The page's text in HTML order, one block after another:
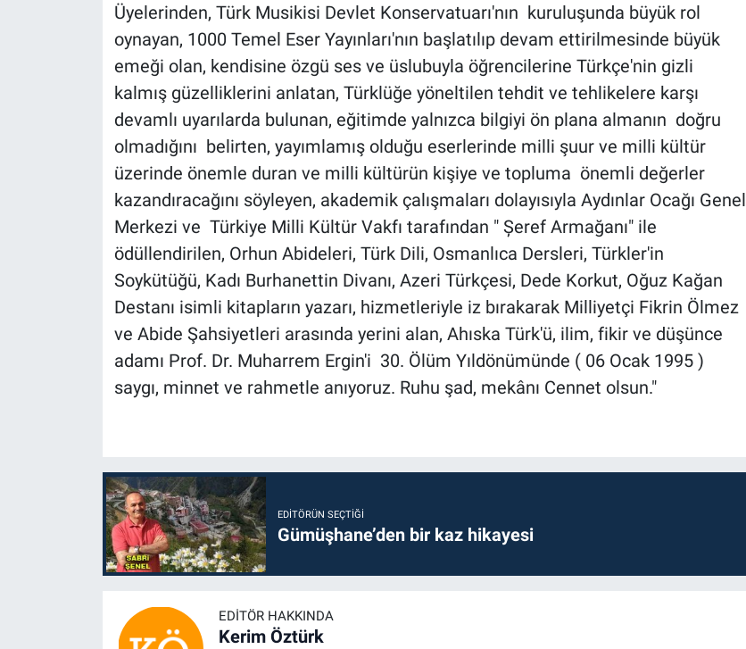
Üyelerinden, Türk Musikisi Devlet Konservatuarı'nın kuruluşunda büyük rol
oynayan, 1000 Temel Eser Yayınları'nın başlatılıp devam ettirilmesinde büyük
emeği olan, kendisine özgü ses ve üslubuyla öğrencilerine Türkçe'nin gizli
kalmış güzelliklerini anlatan, Türklüğe yöneltilen tehdit ve tehlikelere karşı
devamlı uyarılarda bulunan, eğitimde yalnızca bilgiyi ön plana almanın doğru
olmadığını belirten, yayımlamış olduğu eserlerinde milli şuur ve milli kültür
üzerinde önemle duran ve milli kültürün kişiye ve topluma önemli değerler
kazandıracağını söyleyen, akademik çalışmaları dolayısıyla Aydınlar Ocağı Genel
Merkezi ve Türkiye Milli Kültür Vakfı tarafından " Șeref Armağanı" ile
ödüllendirilen, Orhun Abideleri, Türk Dili, Osmanlıca Dersleri, Türkler'in
Soykütüğü, Kadı Burhanettin Divanı, Azeri Türkçesi, Dede Korkut, Oğuz Kağan
Destanı isimli kitapların yazarı, hizmetleriyle iz bırakarak Milliyetçi Fikrin Ölmez
ve Abide Şahsiyetleri arasında yerini alan, Ahıska Türk'ü, ilim, fikir ve düşünce
adamı Prof. Dr. Muharrem Ergin'i 30. Ölüm Yıldönümünde ( 06 Ocak 1995 )
saygı, minnet ve rahmetle anıyoruz. Ruhu şad, mekânı Cennet olsun."
EDITÖRÜN SEÇTIĞI
Gümüşhane’den bir kaz hikayesi
EDITÖR HAKKINDA
Kerim Öztürk